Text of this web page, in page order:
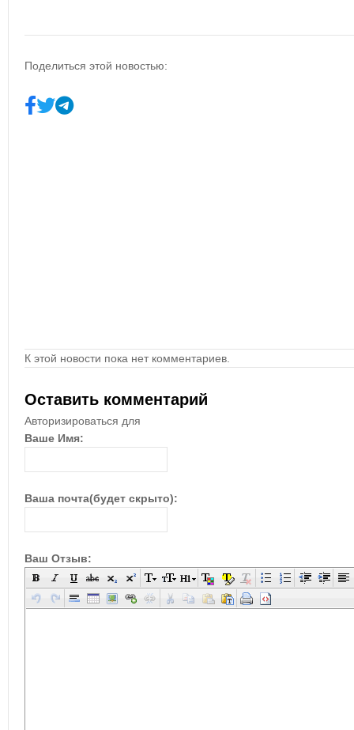
Поделиться этой новостью:
К этой новости пока нет комментариев.
Оставить комментарий
Авторизироваться для
Ваше Имя:
Ваша почта(будет скрыто):
Ваш Отзыв: